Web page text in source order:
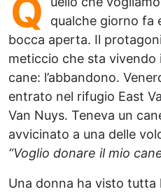
Q
qualche giorno fa
bocca aperta. Il
meticcio che sta vivendo
cane: l’abbandono.
entrato nel rifugio East
Van Nuys. Teneva un
avvicinato a una delle
“Voglio donare il mio
Una donna ha visto tutta